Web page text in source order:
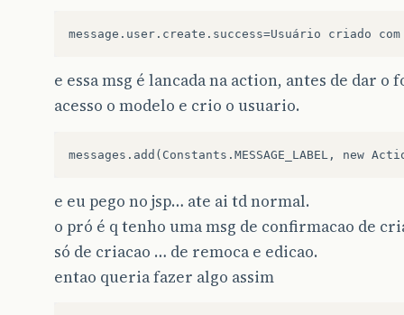
e essa msg é lancada na action, antes de dar
acesso o modelo e crio o usuario.
e eu pego no jsp… ate ai td normal.
o pró é q tenho uma msg de confirmacao de
só de criacao … de remoca e edicao.
entao queria fazer algo assim